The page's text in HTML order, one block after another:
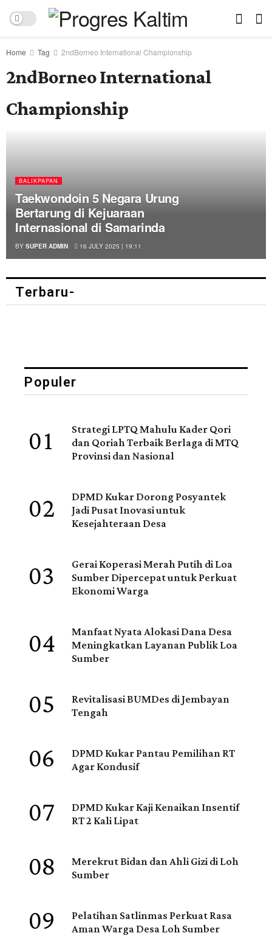
Home Tag 2ndBorneo International Championship
2ndBorneo International
Championship
BALIKPAPAN
Taekwondoin 5 Negara Urung
Bertarung di Kejuaraan
Internasional di Samarinda
BY SUPER ADMIN 16 JULY 2025 | 19:11
Terbaru-
Populer
01 Strategi LPTQ Mahulu Kader Qori
dan Qoriah Terbaik Berlaga di MTQ
Provinsi dan Nasional
02 DPMD Kukar Dorong Posyantek
Jadi Pusat Inovasi untuk
Kesejahteraan Desa
03 Gerai Koperasi Merah Putih di Loa
Sumber Dipercepat untuk Perkuat
Ekonomi Warga
04 Manfaat Nyata Alokasi Dana Desa
Meningkatkan Layanan Publik Loa
Sumber
05 Revitalisasi BUMDes di Jembayan
Tengah
06 DPMD Kukar Pantau Pemilihan RT
Agar Kondusif
07 DPMD Kukar Kaji Kenaikan Insentif
RT 2 Kali Lipat
08 Merekrut Bidan dan Ahli Gizi di Loh
Sumber
09 Pelatihan Satlinmas Perkuat Rasa
Aman Warga Desa Loh Sumber